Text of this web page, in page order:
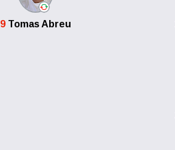
9Tomas Abreu